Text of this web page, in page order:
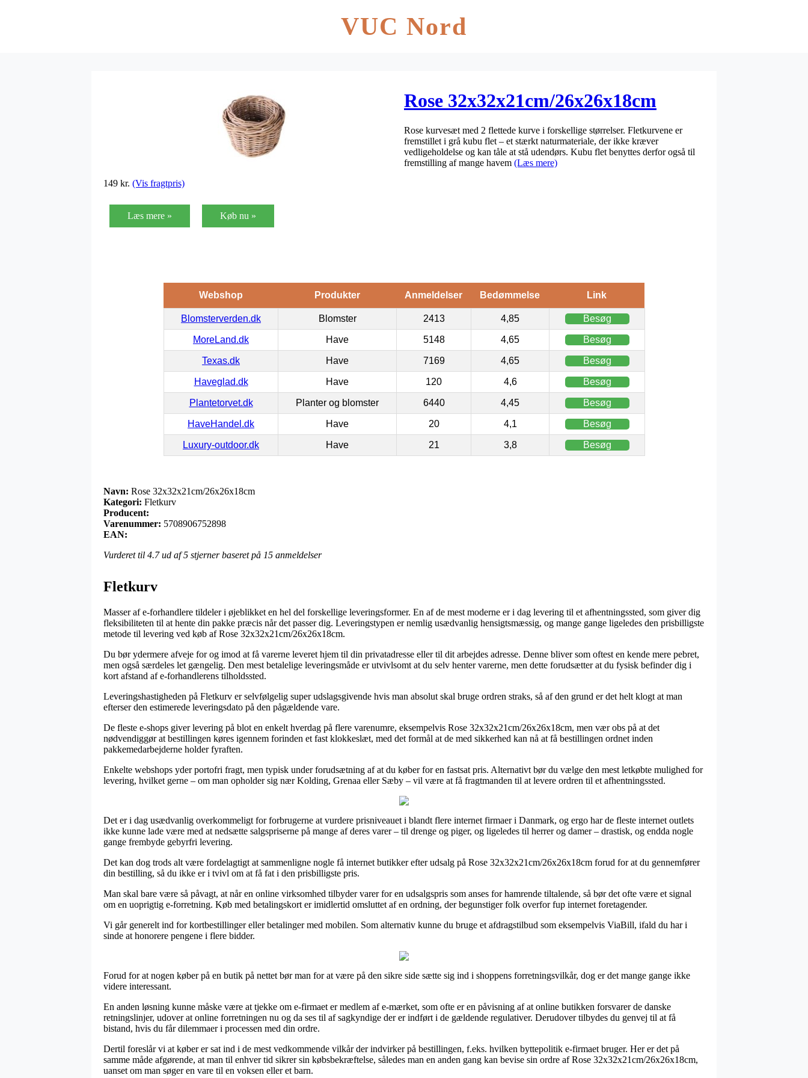
VUC Nord
Rose 32x32x21cm/26x26x18cm
Rose kurvesæt med 2 flettede kurve i forskellige størrelser. Fletkurvene er
fremstillet i grå kubu flet – et stærkt naturmateriale, der ikke kræver
vedligeholdelse og kan tåle at stå udendørs. Kubu flet benyttes derfor også til
fremstilling af mange havem (Læs mere)
149 kr. (Vis fragtpris)
Læs mere » Køb nu »
Webshop Produkter Anmeldelser Bedømmelse Link
Blomsterverden.dk Blomster 2413 4,85 Besøg
MoreLand.dk Have 5148 4,65 Besøg
Texas.dk Have 7169 4,65 Besøg
Haveglad.dk Have 120 4,6 Besøg
Plantetorvet.dk Planter og blomster 6440 4,45 Besøg
HaveHandel.dk Have 20 4,1 Besøg
Luxury-outdoor.dk Have 21 3,8 Besøg
Navn: Rose 32x32x21cm/26x26x18cm
Kategori: Fletkurv
Producent:
Varenummer: 5708906752898
EAN:
Vurderet til 4.7ud af 5 stjerner baseret på 15 anmeldelser
Fletkurv
Masser af e-forhandlere tildeler i øjeblikket en hel del forskellige leveringsformer. En af de mest moderne er i dag levering til et afhentningssted, som giver dig
fleksibiliteten til at hente din pakke præcis når det passer dig. Leveringstypen er nemlig usædvanlig hensigtsmæssig, og mange gange ligeledes den prisbilligste
metode til levering ved køb af Rose 32x32x21cm/26x26x18cm.
Du bør ydermere afveje for og imod at få varerne leveret hjem til din privatadresse eller til dit arbejdes adresse. Denne bliver som oftest en kende mere pebret,
men også særdeles let gængelig. Den mest betalelige leveringsmåde er utvivlsomt at du selv henter varerne, men dette forudsætter at du fysisk befinder dig i
kort afstand af e-forhandlerens tilholdssted.
Leveringshastigheden på Fletkurv er selvfølgelig super udslagsgivende hvis man absolut skal bruge ordren straks, så af den grund er det helt klogt at man
efterser den estimerede leveringsdato på den pågældende vare.
De fleste e-shops giver levering på blot en enkelt hverdag på flere varenumre, eksempelvis Rose 32x32x21cm/26x26x18cm, men vær obs på at det
nødvendiggør at bestillingen køres igennem forinden et fast klokkeslæt, med det formål at de med sikkerhed kan nå at få bestillingen ordnet inden
pakkemedarbejderne holder fyraften.
Enkelte webshops yder portofri fragt, men typisk under forudsætning af at du køber for en fastsat pris. Alternativt bør du vælge den mest letkøbte mulighed for
levering, hvilket gerne – om man opholder sig nær Kolding, Grenaa eller Sæby – vil være at få fragtmanden til at levere ordren til et afhentningssted.
Det er i dag usædvanlig overkommeligt for forbrugerne at vurdere prisniveauet i blandt flere internet firmaer i Danmark, og ergo har de fleste internet outlets
ikke kunne lade være med at nedsætte salgspriserne på mange af deres varer – til drenge og piger, og ligeledes til herrer og damer – drastisk, og endda nogle
gange frembyde gebyrfri levering.
Det kan dog trods alt være fordelagtigt at sammenligne nogle få internet butikker efter udsalg på Rose 32x32x21cm/26x26x18cm forud for at du gennemfører
din bestilling, så du ikke er i tvivl om at få fat i den prisbilligste pris.
Man skal bare være så påvagt, at når en online virksomhed tilbyder varer for en udsalgspris som anses for hamrende tiltalende, så bør det ofte være et signal
om en uoprigtig e-forretning. Køb med betalingskort er imidlertid omsluttet af en ordning, der begunstiger folk overfor fup internet foretagender.
Vi går generelt ind for kortbestillinger eller betalinger med mobilen. Som alternativ kunne du bruge et afdragstilbud som eksempelvis ViaBill, ifald du har i
sinde at honorere pengene i flere bidder.
Forud for at nogen køber på en butik på nettet bør man for at være på den sikre side sætte sig ind i shoppens forretningsvilkår, dog er det mange gange ikke
videre interessant.
En anden løsning kunne måske være at tjekke om e-firmaet er medlem af e-mærket, som ofte er en påvisning af at online butikken forsvarer de danske
retningslinjer, udover at online forretningen nu og da ses til af sagkyndige der er indført i de gældende regulativer. Derudover tilbydes du genvej til at få
bistand, hvis du får dilemmaer i processen med din ordre.
Dertil foreslår vi at køber er sat ind i de mest vedkommende vilkår der indvirker på bestillingen, f.eks. hvilken byttepolitik e-firmaet bruger. Her er det på
samme måde afgørende, at man til enhver tid sikrer sin købsbekræftelse, således man en anden gang kan bevise sin ordre af Rose 32x32x21cm/26x26x18cm,
uanset om man søger en vare til en voksen eller et barn.